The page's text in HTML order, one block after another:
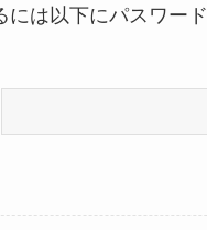
には以下にパスワー